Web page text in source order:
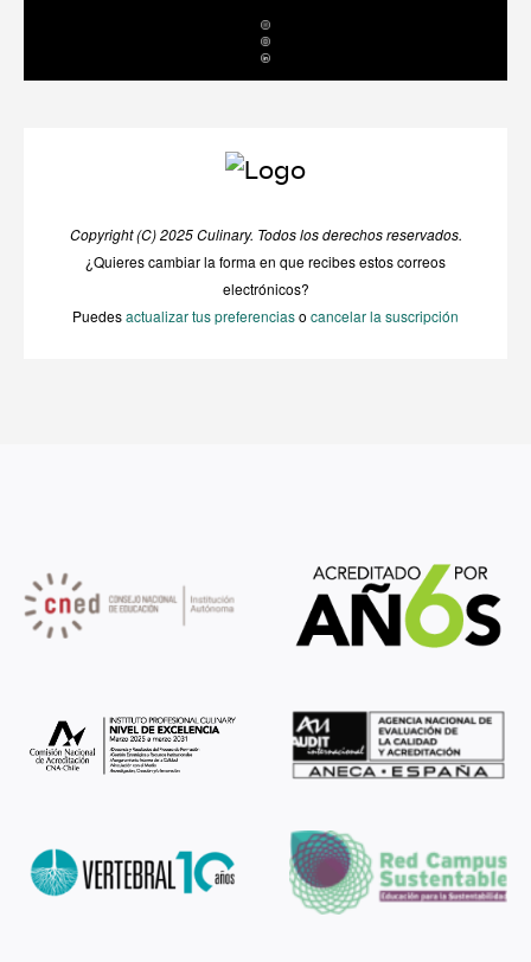
Copyright (C) 2025 Culinary. Todos los derechos reservados.
¿Quieres cambiar la forma en que recibes estos correos
electrónicos?
Puedesactualizar tus preferenciaso cancelar la suscripción